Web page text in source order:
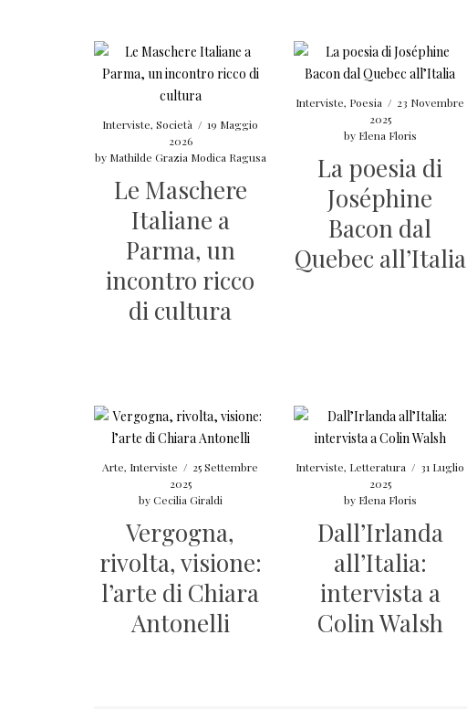
Interviste,Società / 19 Maggio
2026
by Mathilde Grazia Modica Ragusa
Le Maschere
Italiane a
Parma, un
incontro ricco
di cultura
Interviste, Poesia / 23 Novembre
2025
by Elena Floris
La poesia di
Joséphine
Bacon dal
Quebec all’Italia
Arte, Interviste / 25 Settembre
2025
byCecilia Giraldi
Vergogna,
rivolta, visione:
l’arte di Chiara
Antonelli
Interviste, Letteratura / 31 Luglio
2025
by Elena Floris
Dall’Irlanda
all’Italia:
intervista a
Colin Walsh